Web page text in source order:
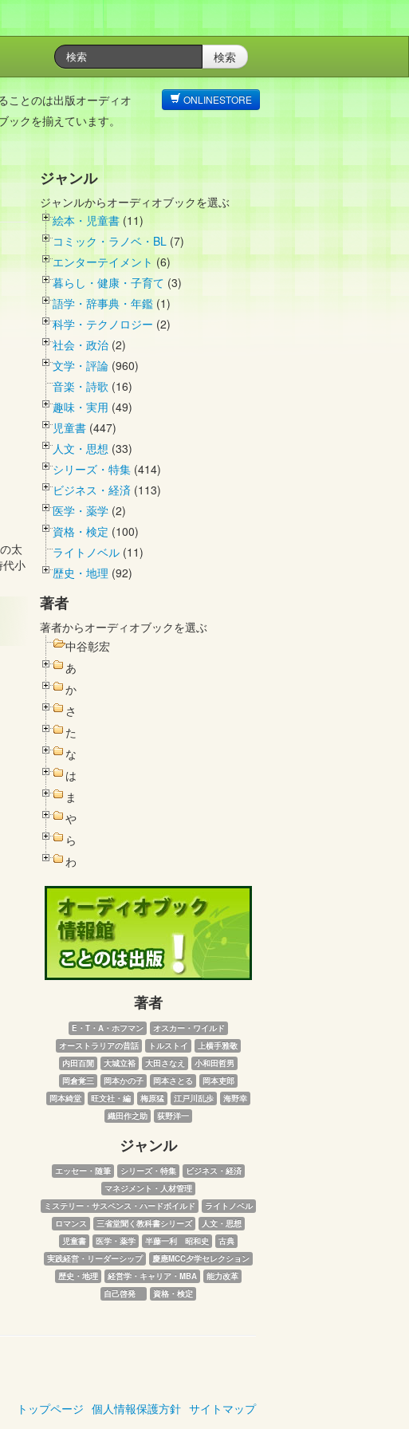
検索
ことのは出版オーディオ
クを揃えています。
ONLINESTORE
太
小
ジャンル
ジャンルからオーディオブックを選ぶ
絵本・児童書 (11)
コミック・ラノベ・BL (7)
エンターテイメント (6)
暮らし・健康・子育て (3)
語学・辞事典・年鑑 (1)
科学・テクノロジー (2)
社会・政治 (2)
文学・評論 (960)
音楽・詩歌 (16)
趣味・実用 (49)
児童書 (447)
人文・思想 (33)
シリーズ・特集 (414)
ビジネス・経済 (113)
医学・薬学 (2)
資格・検定 (100)
ライトノベル (11)
歴史・地理 (92)
著者
著者からオーディオブックを選ぶ
中谷彰宏
あ
か
さ
た
な
は
ま
や
ら
わ
著者
E・T・A・ホフマン
オスカー・ワイルド
オーストラリアの昔話
トルストイ
上横手雅敬
内田百閒
大城立裕 大田さなえ
小和田哲男
岡倉覚三
岡本かの子 岡本さとる
岡本吏郎
岡本綺堂
旺文社・編 梅原猛 江戸川乱歩
海野幸
織田作之助
荻野洋一
ジャンル
エッセー・随筆 シリーズ・特集
ビジネス・経済
マネジメント・人材管理
ミステリー・サスペンス・ハードボイルド
ライトノベル
ロマンス
三省堂聞く教科書シリーズ
人文・思想
児童書
医学・薬学 半藤一利　昭和史
古典
実践経営・リーダーシップ
慶應MCC夕学セレクション
歴史・地理
経営学・キャリア・MBA
能力改革
自己啓発
資格・検定
トップページ 個人情報保護方針 サイトマップ